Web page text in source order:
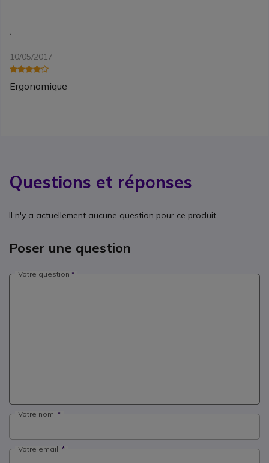
.
10/05/2017
Ergonomique
Questions et réponses
Il n'y a actuellement aucune question pour ce produit.
Poser une question
Votre question
Votre nom:
Votre email: